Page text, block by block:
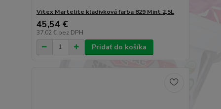
Vitex Martelite kladivková farba 829 Mint 2,5L
45,54 €
37,02 € bez DPH
Pridať do košíka